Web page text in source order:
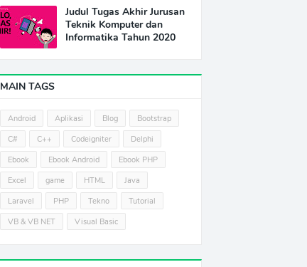
Judul Tugas Akhir Jurusan
Teknik Komputer dan
Informatika Tahun 2020
MAIN TAGS
Android Aplikasi Blog
Bootstrap
C#
C++ Codeigniter
Delphi
Ebook
Ebook Android
Ebook PHP
Excel
game HTML
Java
Laravel
PHP Tekno
Tutorial
VB & VB NET
Visual Basic